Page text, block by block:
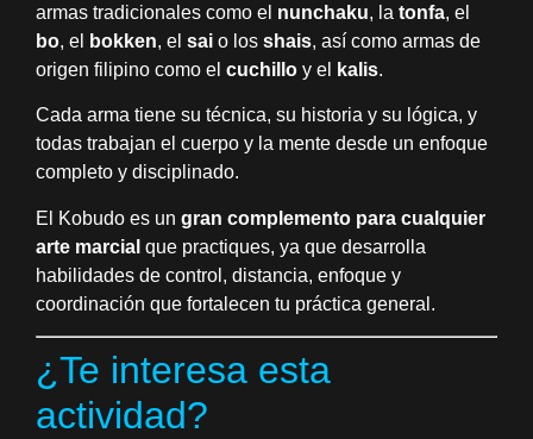
armas tradicionales como el nunchaku, la tonfa, el
bo, el bokken, el sai o los shais, así como armas de
origen filipino como el cuchillo y el kalis.
Cada arma tiene su técnica, su historia y su lógica, y
todas trabajan el cuerpo y la mente desde un enfoque
completo y disciplinado.
El Kobudo es un gran complemento para cualquier
arte marcial que practiques, ya que desarrolla
habilidades de control, distancia, enfoque y
coordinación que fortalecen tu práctica general.
¿Te interesa esta
actividad?